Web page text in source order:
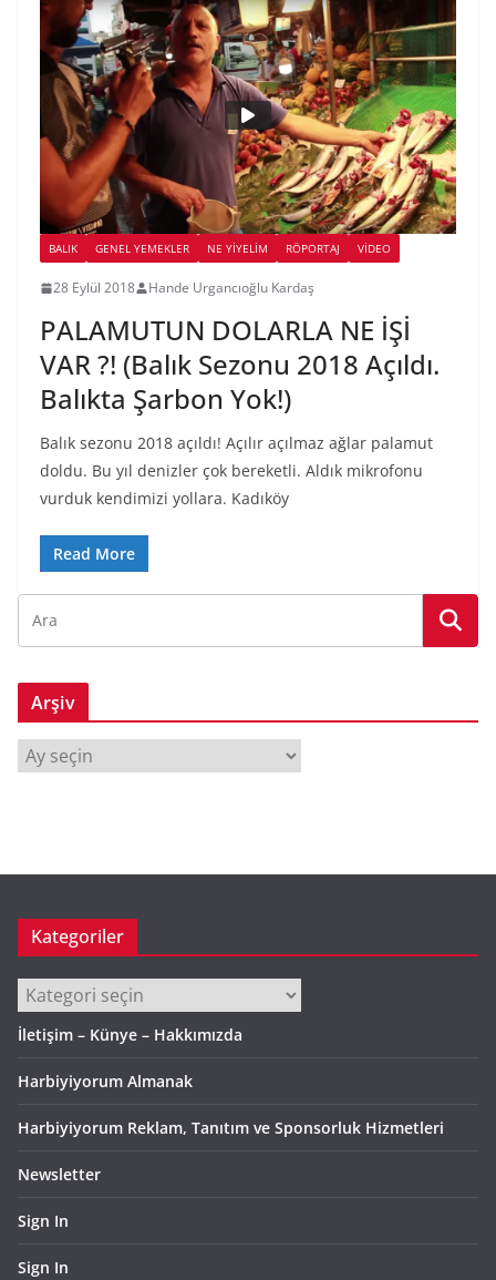
BALIK GENEL YEMEKLER NE YİYELİM RÖPORTAJ VIDEO
28 Eylül 2018 Hande Urgancıoğlu Kardaş
PALAMUTUN DOLARLA NE İŞİ
VAR ?! (Balık Sezonu 2018 Açıldı.
Balıkta Şarbon Yok!)
Balık sezonu 2018 açıldı! Açılır açılmaz ağlar palamut
doldu. Bu yıl denizler çok bereketli. Aldık mikrofonu
vurduk kendimizi yollara. Kadıköy
Read More
Arşiv
r
Kategoriler
Kategoriler
İletişim – Künye – Hakkımızda
Harbiyiyorum Almanak
Harbiyiyorum Reklam, Tanıtım ve Sponsorluk Hizmetleri
Newsletter
Sign In
Sign In